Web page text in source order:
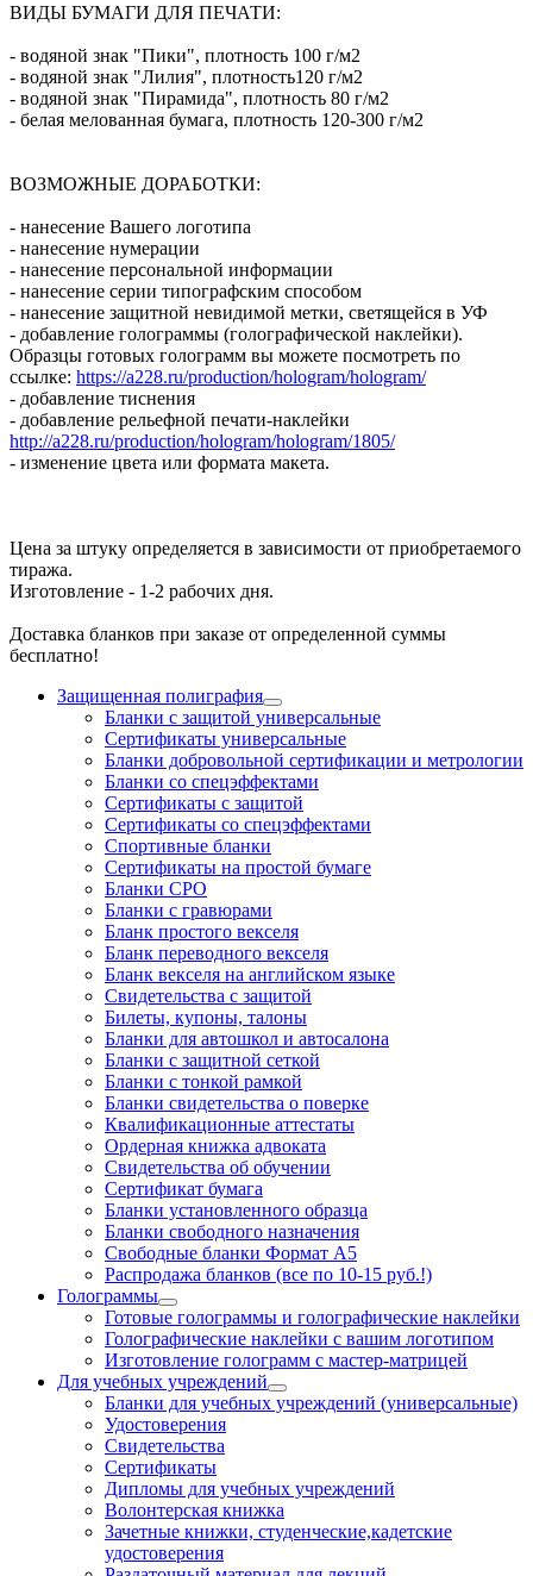
ВИДЫ БУМАГИ ДЛЯ ПЕЧАТИ:
- водяной знак "Пики", плотность 100 г/м2
- водяной знак "Лилия", плотность120 г/м2
- водяной знак "Пирамида", плотность 80 г/м2
- белая мелованная бумага, плотность 120-300 г/м2
ВОЗМОЖНЫЕ ДОРАБОТКИ:
- нанесение Вашего логотипа
- нанесение нумерации
- нанесение персональной информации
- нанесение серии типографским способом
- нанесение защитной невидимой метки, светящейся в УФ
- добавление голограммы (голографической наклейки).
Образцы готовых голограмм вы можете посмотреть по
ссылке: https://a228.ru/production/hologram/hologram/
- добавление тиснения
- добавление рельефной печати-наклейки
http://a228.ru/production/hologram/hologram/1805/
- изменение цвета или формата макета.
Цена за штуку определяется в зависимости от приобретаемого
тиража.
Изготовление - 1-2 рабочих дня.
Доставка бланков при заказе от определенной суммы
бесплатно!
Защищенная полиграфия
Бланки с защитой универсальные
Сертификаты универсальные
Бланки добровольной сертификации и метрологии
Бланки со спецэффектами
Сертификаты с защитой
Сертификаты со спецэффектами
Спортивные бланки
Cертификаты на простой бумаге
Бланки СРО
Бланки с гравюрами
Бланк простого векселя
Бланк переводного векселя
Бланк векселя на английском языке
Свидетельства с защитой
Билеты, купоны, талоны
Бланки для автошкол и автосалона
Бланки с защитной сеткой
Бланки с тонкой рамкой
Бланки свидетельства о поверке
Квалификационные аттестаты
Ордерная книжка адвоката
Свидетельства об обучении
Сертификат бумага
Бланки установленного образца
Бланки свободного назначения
Свободные бланки Формат А5
Распродажа бланков (все по 10-15 руб.!)
Голограммы
Готовые голограммы и голографические наклейки
Голографические наклейки с вашим логотипом
Изготовление голограмм с мастер-матрицей
Для учебных учреждений
Бланки для учебных учреждений (универсальные)
Удостоверения
Свидетельства
Сертификаты
Дипломы для учебных учреждений
Волонтерская книжка
Зачетные книжки, студенческие,кадетские
удостоверения